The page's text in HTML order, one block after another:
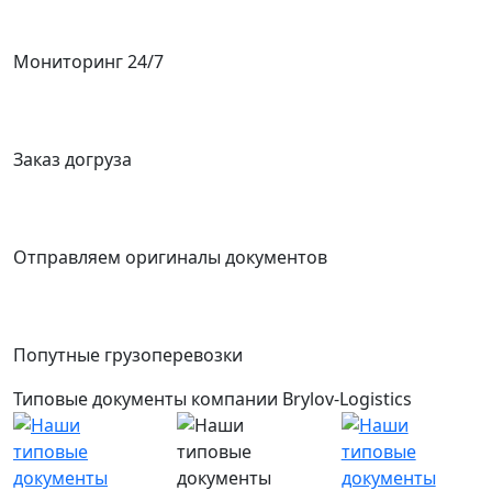
Мониторинг 24/7
Заказ догруза
Отправляем оригиналы документов
Попутные грузоперевозки
Типовые документы компании Brylov-Logistics